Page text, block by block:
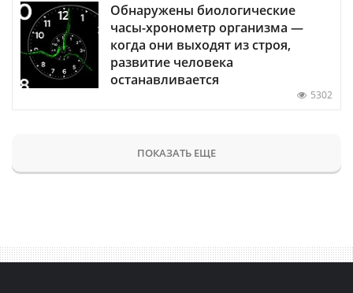
Обнаружены биологические
часы-хронометр организма —
когда они выходят из строя,
развитие человека
останавливается
5302
ПОКАЗАТЬ ЕЩЕ